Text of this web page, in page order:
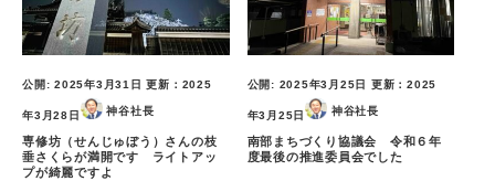
公開: 2025年3月31日 更新： 2025
年3月28日 神谷社長
専修坊（せんじゅぼう）さんの枝
垂さくらが満開です ライトアッ
プが綺麗ですよ
公開: 2025年3月25日 更新：2025
年3月25日 神谷社長
南部まちづくり協議会 令和６年
度最後の推進委員会でした